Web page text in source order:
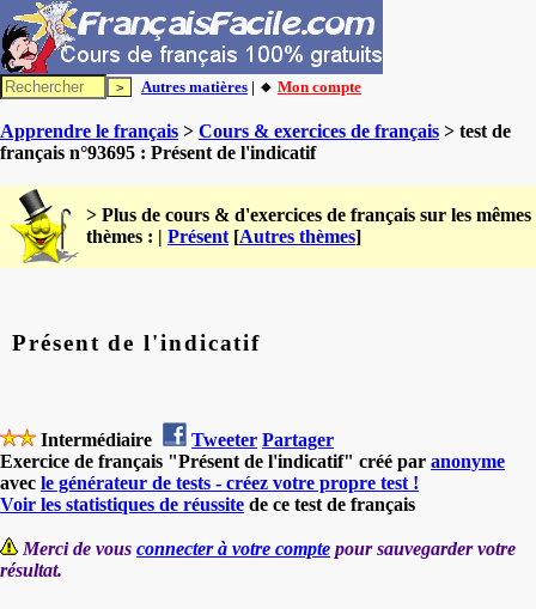
Autres matières | 🔸 Mon compte
Apprendre le français > Cours & exercices de français > test de
français n°93695 : Présent de l'indicatif
> Plus de cours & d'exercices de français sur les mêmes
thèmes : | Présent [Autres thèmes]
Présent de l'indicatif
Intermédiaire Tweeter Partager
Exercice de français "Présent de l'indicatif" créé par anonyme
avec le générateur de tests - créez votre propre test !
Voir les statistiques de réussite de ce test de français
Merci de vous connecter à votre compte pour sauvegarder votre
résultat.